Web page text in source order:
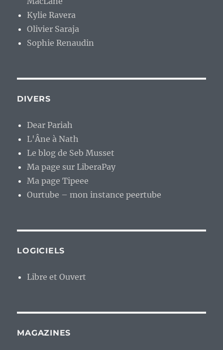
Kylie Ravera
Olivier Saraja
Sophie Renaudin
DIVERS
Dear Pariah
L'Âne à Nath
Le blog de Seb Musset
Ma page sur LiberaPay
Ma page Tipeee
Ourtube – mon instance peertube
LOGICIELS
Libre et Ouvert
MAGAZINES